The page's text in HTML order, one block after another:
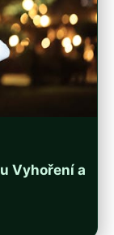
Vyhoření a